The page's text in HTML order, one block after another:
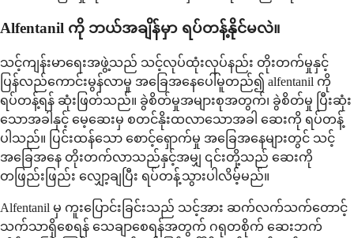
Alfentanil ကို ဘယ်အချိန်မှာ ရပ်တန့်နိုင်မလဲ။
သင့်ကျန်းမာရေးအဖွဲ့သည် သင့်လုပ်ထုံးလုပ်နည်း တိုးတက်မှုနှင့်
ပြန်လည်ကောင်းမွန်လာမှု အခြေအနေပေါ်မူတည်၍ alfentanil ကို
ရပ်တန့်ရန် ဆုံးဖြတ်သည်။ ခွဲစိတ်မှုအများစုအတွက်၊ ခွဲစိတ်မှု ပြီးဆုံး
သောအခါနှင့် မေ့ဆေးမှ စတင်နိုးထလာသောအခါ ဆေးကို ရပ်တန့်
ပါသည်။ ပြင်းထန်သော စောင့်ရှောက်မှု အခြေအနေများတွင် သင့်
အခြေအနေ တိုးတက်လာသည်နှင့်အမျှ ၎င်းတို့သည် ဆေးကို
တဖြည်းဖြည်း လျှော့ချပြီး ရပ်တန့်သွားပါလိမ့်မည်။
Alfentanil မှ ကူးပြောင်းခြင်းသည် သင့်အား ဆက်လက်သက်တောင့်
သက်သာရှိစေရန် သေချာစေရန်အတွက် ဂရုတစိုက် ဆေးဘက်